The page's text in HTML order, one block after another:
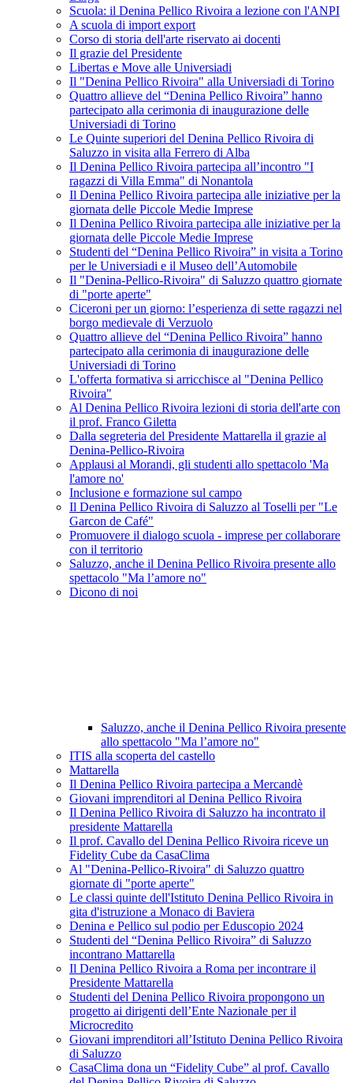
Scuola: il Denina Pellico Rivoira a lezione con l'ANPI
A scuola di import export
Corso di storia dell'arte riservato ai docenti
Il grazie del Presidente
Libertas e Move alle Universiadi
Il "Denina Pellico Rivoira" alla Universiadi di Torino
Quattro allieve del “Denina Pellico Rivoira” hanno
partecipato alla cerimonia di inaugurazione delle
Universiadi di Torino
Le Quinte superiori del Denina Pellico Rivoira di
Saluzzo in visita alla Ferrero di Alba
Il Denina Pellico Rivoira partecipa all’incontro "I
ragazzi di Villa Emma" di Nonantola
Il Denina Pellico Rivoira partecipa alle iniziative per la
giornata delle Piccole Medie Imprese
Il Denina Pellico Rivoira partecipa alle iniziative per la
giornata delle Piccole Medie Imprese
Studenti del “Denina Pellico Rivoira” in visita a Torino
per le Universiadi e il Museo dell’Automobile
Il "Denina-Pellico-Rivoira" di Saluzzo quattro giornate
di "porte aperte"
Ciceroni per un giorno: l’esperienza di sette ragazzi nel
borgo medievale di Verzuolo
Quattro allieve del “Denina Pellico Rivoira” hanno
partecipato alla cerimonia di inaugurazione delle
Universiadi di Torino
L'offerta formativa si arricchisce al "Denina Pellico
Rivoira"
Al Denina Pellico Rivoira lezioni di storia dell'arte con
il prof. Franco Giletta
Dalla segreteria del Presidente Mattarella il grazie al
Denina-Pellico-Rivoira
Applausi al Morandi, gli studenti allo spettacolo 'Ma
l'amore no'
Inclusione e formazione sul campo
Il Denina Pellico Rivoira di Saluzzo al Toselli per "Le
Garcon de Café"
Promuovere il dialogo scuola - imprese per collaborare
con il territorio
Saluzzo, anche il Denina Pellico Rivoira presente allo
spettacolo "Ma l’amore no"
Dicono di noi
Saluzzo, anche il Denina Pellico Rivoira presente
allo spettacolo "Ma l’amore no"
ITIS alla scoperta del castello
Mattarella
Il Denina Pellico Rivoira partecipa a Mercandè
Giovani imprenditori al Denina Pellico Rivoira
Il Denina Pellico Rivoira di Saluzzo ha incontrato il
presidente Mattarella
Il prof. Cavallo del Denina Pellico Rivoira riceve un
Fidelity Cube da CasaClima
Al "Denina-Pellico-Rivoira" di Saluzzo quattro
giornate di "porte aperte"
Le classi quinte dell'Istituto Denina Pellico Rivoira in
gita d'istruzione a Monaco di Baviera
Denina e Pellico sul podio per Eduscopio 2024
Studenti del “Denina Pellico Rivoira” di Saluzzo
incontrano Mattarella
Il Denina Pellico Rivoira a Roma per incontrare il
Presidente Mattarella
Studenti del Denina Pellico Rivoira propongono un
progetto ai dirigenti dell’Ente Nazionale per il
Microcredito
Giovani imprenditori all’Istituto Denina Pellico Rivoira
di Saluzzo
CasaClima dona un “Fidelity Cube” al prof. Cavallo